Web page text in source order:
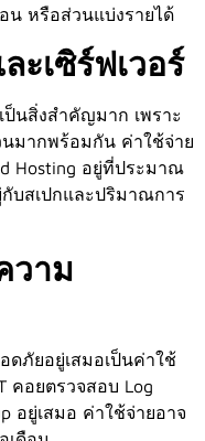
น หรือส่วนแบ่งรายได้
ะเซิร์ฟเวอร์
ป็นสิ่งสำคัญมาก เพราะ
นมากพร้อมกัน ค่าใช้จ่าย
Hosting อยู่ที่ประมาณ
บสเปกและปริมาณการ
วาม
ดภัยอยู่เสมอเป็นค่าใช้
คอยตรวจสอบ Log
อยู่เสมอ ค่าใช้จ่ายอาจ